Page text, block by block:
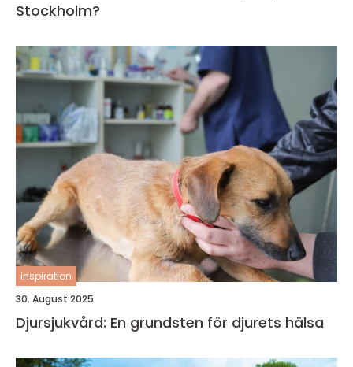
Stockholm?
inspiration
30. August 2025
Djursjukvård: En grundsten för djurets hälsa